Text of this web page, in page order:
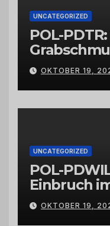
UNCATEGORIZED
POL-
OKTOBER 19,
UNCATEGORIZED
POL-
Einbruch
Wittlich
OKTOBER 19,